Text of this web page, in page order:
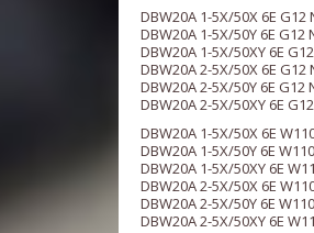
DBW20A 1-5X/50X 6E G12
DBW20A 1-5X/50Y 6E G12
DBW20A 1-5X/50XY 6E
DBW20A 2-5X/50X 6E G12
DBW20A 2-5X/50Y 6E G12
DBW20A 2-5X/50XY 6E
DBW20A 1-5X/50X 6E
DBW20A 1-5X/50Y 6E
DBW20A 1-5X/50XY 6E
DBW20A 2-5X/50X 6E
DBW20A 2-5X/50Y 6E
DBW20A 2-5X/50XY 6E